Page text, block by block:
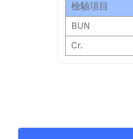
檢驗項目
BUN
Cr.